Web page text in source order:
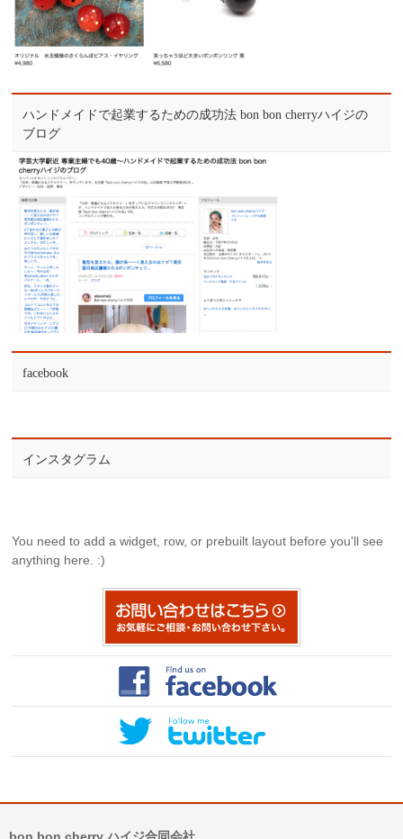
ハンドメイドで起業するための成功法 bon bon cherryハイジの
ブログ
facebook
インスタグラム
You need to add a widget, row, or prebuilt layout before you'll see
anything here. :)
bon bon cherry ハイジ合同会社